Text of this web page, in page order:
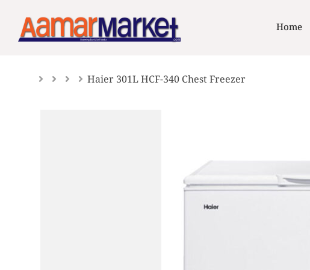
content
Home
Haier 301L HCF-340 Chest Freezer